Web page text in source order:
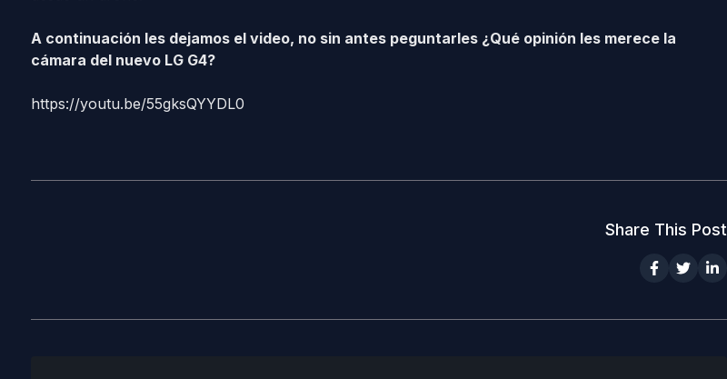
A continuación les dejamos el video, no sin antes peguntarles ¿Qué opinión les merece la
cámara del nuevo LG G4?
https://youtu.be/55gksQYYDL0
Share This Post